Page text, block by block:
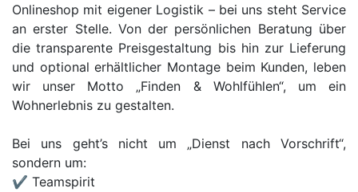
Onlineshop mit eigener Logistik – bei uns steht Service
an erster Stelle. Von der persönlichen Beratung über
die transparente Preisgestaltung bis hin zur Lieferung
und optional erhältlicher Montage beim Kunden, leben
wir unser Motto „Finden & Wohlfühlen“, um ein
Wohnerlebnis zu gestalten.
Bei uns geht’s nicht um „Dienst nach Vorschrift“,
sondern um:
✔ Teamspirit